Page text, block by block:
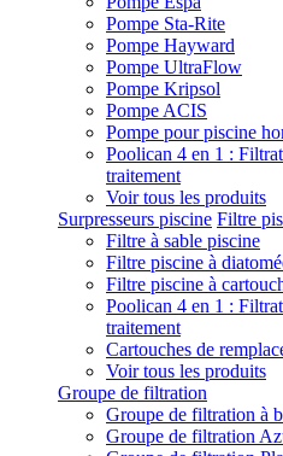
Pompe Sta-Rite
Pompe Hayward
Pompe UltraFlow
Pompe Kripsol
Pompe ACIS
Pompe pour piscine
Poolican 4 en 1 :
traitement
Voir tous les produits
Surpresseurs piscine Filtre
Filtre à sable piscine
Filtre piscine à
Filtre piscine à
Poolican 4 en 1 :
traitement
Cartouches de
Voir tous les produits
Groupe de filtration
Groupe de filtration à
Groupe de filtration